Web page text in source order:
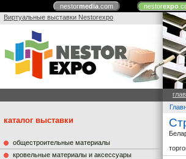
nestormedia.com nestorexpo
Виртуальные выставки Nestorexpo
каталог выставки
общестроительные материалы
кровельные материалы и аксессуары